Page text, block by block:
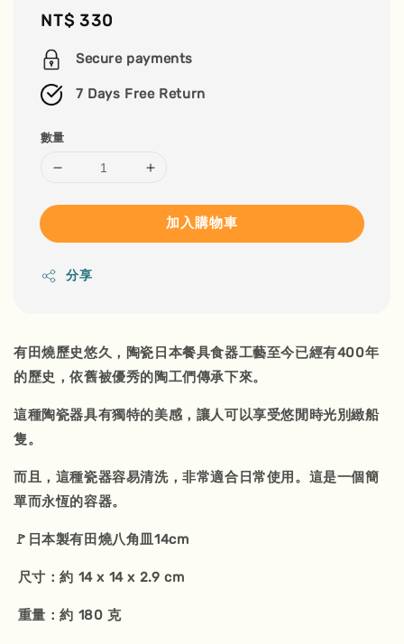
Regular
price
NT$ 330
Secure payments
7 Days Free Return
數量
加入購物車
分享
有田燒歷史悠久，陶瓷日本餐具食器工藝至今已經有400年
的歷史，依舊被優秀的陶工們傳承下來。
這種陶瓷器具有獨特的美感，讓人可以享受悠閒時光別緻船
隻。
而且，這種瓷器容易清洗，非常適合日常使用。這是一個簡
單而永恆的容器。
🚩日本製有田燒八角皿14cm
尺寸：約 14 x 14 x 2.9 cm
重量：約 180 克